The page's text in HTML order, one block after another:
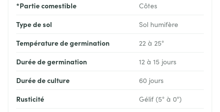
*Partie comestible Côtes
Type de sol Sol humifère
Température de germination 22 à 25°
Durée de germination 12 à 15 jours
Durée de culture 60 jours
Rusticité Gélif (5° à 0°)